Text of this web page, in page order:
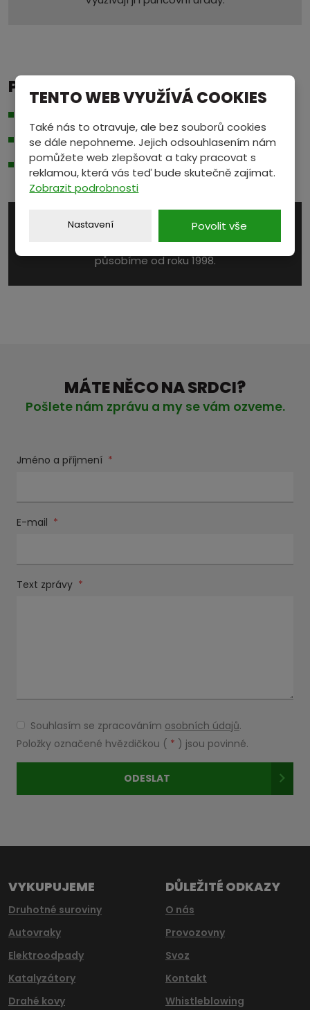
PROČ S NÁMI?
Moderní vybavení pro výkup a diskrétní prostředí.
Parkování přímo u provozovny.
PROVĚŘENO ČASEM
Na trhu s druhotnými surovinami úspěšně
působíme od roku 1998.
MÁTE NĚCO NA SRDCI?
Pošlete nám zprávu a my se vám ozveme.
Jméno a příjmení *
E-mail *
Text zprávy *
Souhlasím
se
zpracováním
osobních
Souhlasím se zpracováním osobních údajů.
Položky označené hvězdičkou ( * ) jsou povinné.
ODESLAT
nepodařilo
VYKUPUJEME
Druhotné suroviny
Autovraky
Elektroodpady
Katalyzátory
Drahé kovy
DŮLEŽITÉ ODKAZY
O nás
Provozovny
Svoz
Kontakt
Whistleblowing
TENTO WEB VYUŽÍVÁ COOKIES
Také nás to otravuje, ale bez souborů cookies
se dále nepohneme. Jejich odsouhlasením nám
pomůžete web zlepšovat a taky pracovat s
reklamou, která vás teď bude skutečně zajímat.
Zobrazit podrobnosti
Nastavení Povolit vše